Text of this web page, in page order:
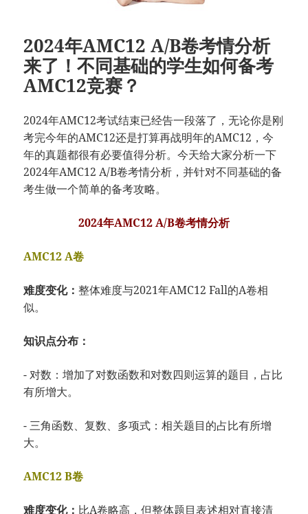
2024年AMC12 A/B卷考情分析
来了！不同基础的学生如何备考
AMC12竞赛？
2024年AMC12考试结束已经告一段落了，无论你是刚
考完今年的AMC12还是打算再战明年的AMC12，今
年的真题都很有必要值得分析。今天给大家分析一下
2024年AMC12 A/B卷考情分析，并针对不同基础的备
考生做一个简单的备考攻略。
2024年AMC12 A/B卷考情分析
AMC12 A卷
难度变化：整体难度与2021年AMC12 Fall的A卷相
似。
知识点分布：
- 对数：增加了对数函数和对数四则运算的题目，占比
有所增大。
- 三角函数、复数、多项式：相关题目的占比有所增
大。
AMC12 B卷
难度变化： 比A卷略高，但整体题目表述相对直接清